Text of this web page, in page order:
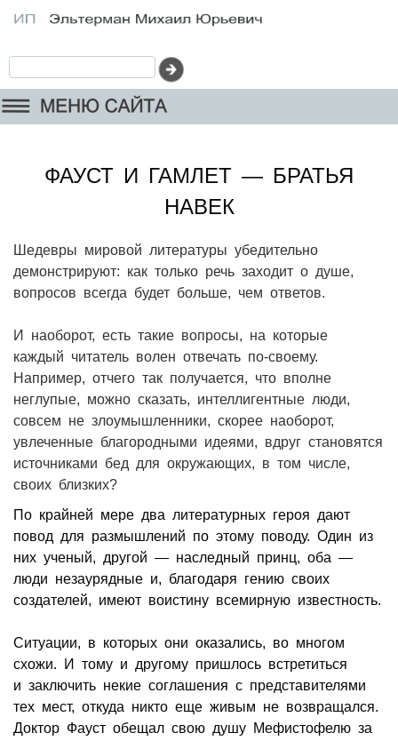
ФАУСТ И ГАМЛЕТ — БРАТЬЯ
НАВЕК
Шедевры мировой литературы убедительно
демонстрируют: как только речь заходит о душе,
вопросов всегда будет больше, чем ответов.
И наоборот, есть такие вопросы, на которые
каждый читатель волен отвечать по-своему.
Например, отчего так получается, что вполне
неглупые, можно сказать, интеллигентные люди,
совсем не злоумышленники, скорее наоборот,
увлеченные благородными идеями, вдруг становятся
источниками бед для окружающих, в том числе,
своих близких?
По крайней мере два литературных героя дают
повод для размышлений по этому поводу. Один из
них ученый, другой — наследный принц, оба —
люди незаурядные и, благодаря гению своих
создателей, имеют воистину всемирную известность.
Ситуации, в которых они оказались, во многом
схожи. И тому и другому пришлось встретиться
и заключить некие соглашения с представителями
тех мест, откуда никто еще живым не возвращался.
Доктор Фауст обещал свою душу Мефистофелю за